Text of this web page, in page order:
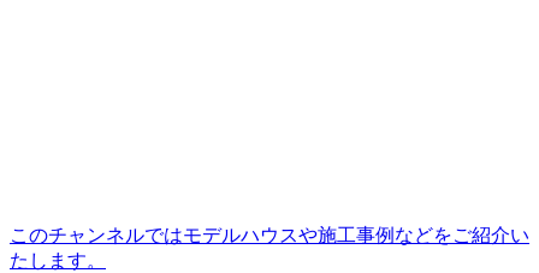
このチャンネルではモデルハウスや施工事例などをご紹介い
たします。